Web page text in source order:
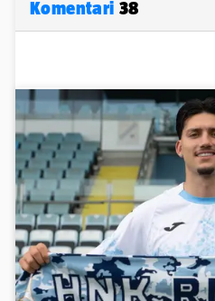
Komentari 38